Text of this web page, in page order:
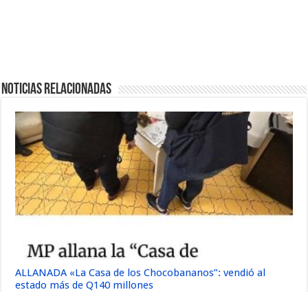
Noticias Relacionadas
ALLANADA «La Casa de los Chocobananos”: vendió al
estado más de Q140 millones